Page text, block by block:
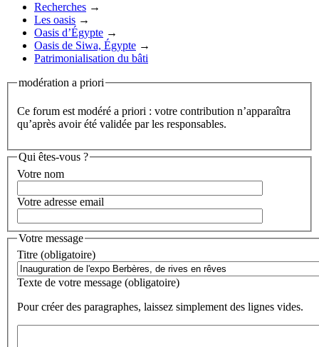
Recherches →
Les oasis →
Oasis d’Égypte →
Oasis de Siwa, Égypte →
Patrimonialisation du bâti
modération a priori
Ce forum est modéré a priori : votre contribution n’apparaîtra
qu’après avoir été validée par les responsables.
Qui êtes-vous ?
Votre nom
Votre adresse email
Votre message
Titre (obligatoire)
Texte de votre message (obligatoire)
Pour créer des paragraphes, laissez simplement des lignes vides.